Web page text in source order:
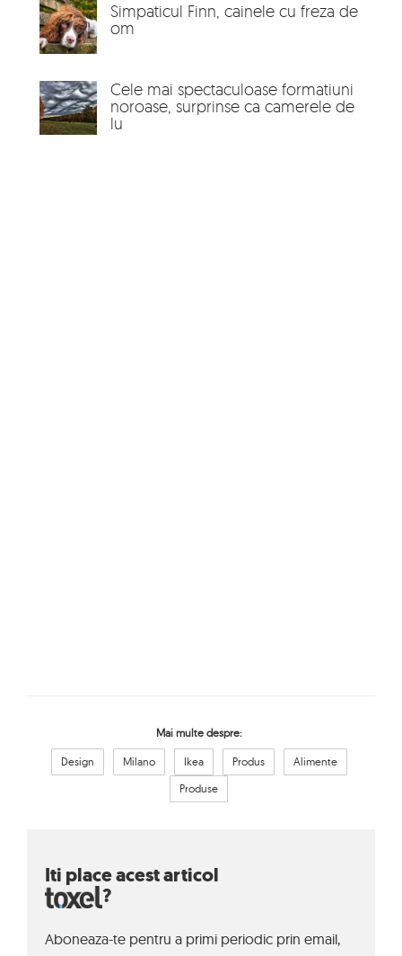
Simpaticul Finn, cainele cu freza de
om
Cele mai spectaculoase formatiuni
noroase, surprinse ca camerele de
lu
Mai multe despre:
Design Milano Ikea Produs
Alimente
Produse
Iti place acest articol
?
Aboneaza-te pentru a primi periodic prin email,